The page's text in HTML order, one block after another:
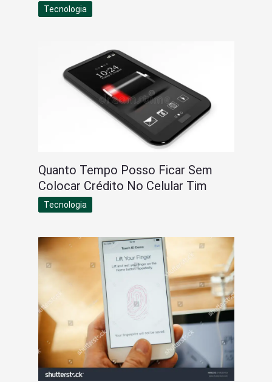
Tecnologia
Quanto Tempo Posso Ficar Sem
Colocar Crédito No Celular Tim
Tecnologia